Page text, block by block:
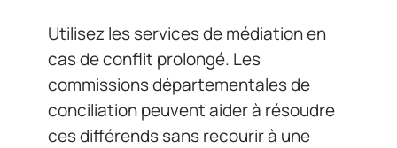
Utilisez les services de médiation en
cas de conflit prolongé. Les
commissions départementales de
conciliation peuvent aider à résoudre
ces différends sans recourir à une